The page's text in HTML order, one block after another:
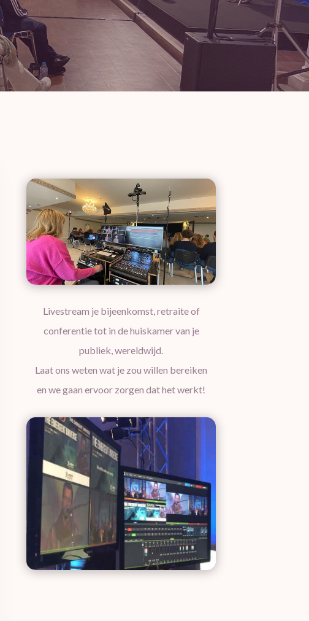
Livestream je bijeenkomst, retraite of
conferentie tot in de huiskamer van je
publiek, wereldwijd.
Laat ons weten wat je zou willen bereiken
en we gaan ervoor zorgen dat het werkt!